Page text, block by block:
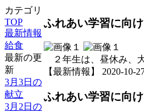
カテゴリ
TOP
最新情報
給食
最新の更
新
3月3日の
献立
3月2日の
ふれあい学習に向け
２年生は、昼休み、
【最新情報】 2020-10-
ふれあい学習に向け